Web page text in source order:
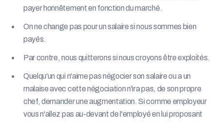
payer honnêtement en fonction du marché.
On ne change pas pour un salaire si nous sommes bien
payés.
Par contre, nous quitterons si nous croyons être exploités.
Quelqu'un qui n'aime pas négocier son salaire ou a un
malaise avec cette négociation n'ira pas, de son propre
chef, demander une augmentation. Si comme employeur
vous n'allez pas au-devant de l'employé en lui proposant